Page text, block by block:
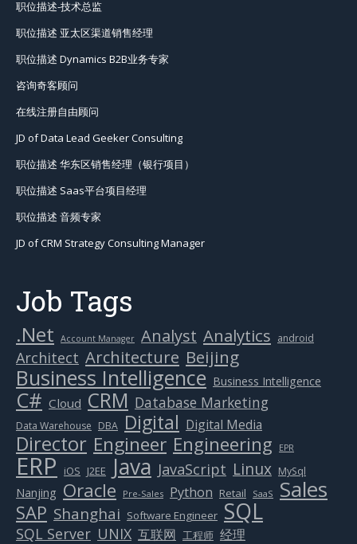
职位描述-技术总监
职位描述 亚太区渠道销售经理
职位描述 Dynamics B2B业务专家
咨询奇客顾问
在线注册自由顾问
JD of Data Lead Geeker Consulting
职位描述 华东区销售经理（银行项目）
职位描述 Saas平台项目经理
职位描述 音频专家
JD of CRM Strategy Consulting Manager
Job Tags
.Net Account Manager Analyst Analytics android
Architect Architecture Beijing
Business Intelligence Business Intelligence
C# Cloud CRM Database Marketing
Data Warehouse DBA Digital Digital Media
Director Engineer Engineering EPR
ERP iOS J2EE Java JavaScript Linux MySql
Nanjing Oracle Pre-Sales Python Retail SaaS Sales
SAP Shanghai Software Engineer SQL
SQL Server UNIX 互联网 工程师 经理